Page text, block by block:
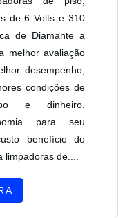
de 6 Volts e 310
de Diamante a
melhor avaliação
desempenho,
condições de
e dinheiro.
para seu
benefício do
de....